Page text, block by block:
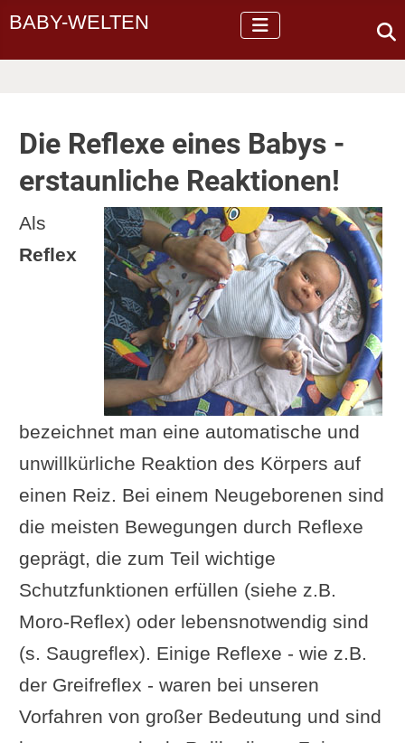
BABY-WELTEN
Die Reflexe eines Babys -
erstaunliche Reaktionen!
Als
Reflex
bezeichnet man eine automatische und
unwillkürliche Reaktion des Körpers auf
einen Reiz. Bei einem Neugeborenen sind
die meisten Bewegungen durch Reflexe
geprägt, die zum Teil wichtige
Schutzfunktionen erfüllen (siehe z.B.
Moro-Reflex) oder lebensnotwendig sind
(s. Saugreflex). Einige Reflexe - wie z.B.
der Greifreflex - waren bei unseren
Vorfahren von großer Bedeutung und sind